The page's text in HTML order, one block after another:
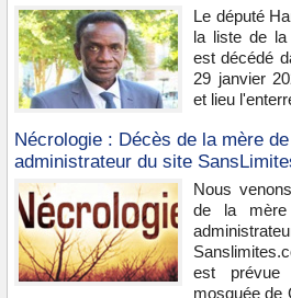
Le député
la liste de la
est décédé
29 janvier
et lieu
Nécrologie : Décès de la mère
administrateur du site
Nous
de la mère
est
mosquée de